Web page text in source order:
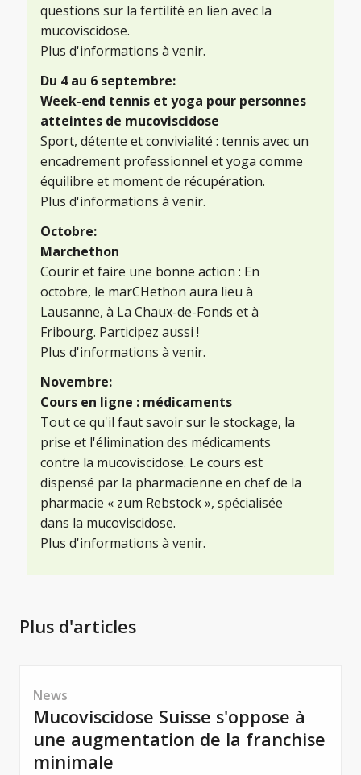
questions sur la fertilité en lien avec la
mucoviscidose.
Plus d'informations à venir.
Du 4 au 6 septembre:
Week-end tennis et yoga pour personnes
atteintes de mucoviscidose
Sport, détente et convivialité : tennis avec un
encadrement professionnel et yoga comme
équilibre et moment de récupération.
Plus d'informations à venir.
Octobre:
Marchethon
Courir et faire une bonne action : En
octobre, le marCHethon aura lieu à
Lausanne, à La Chaux-de-Fonds et à
Fribourg. Participez aussi !
Plus d'informations à venir.
Novembre:
Cours en ligne : médicaments
Tout ce qu'il faut savoir sur le stockage, la
prise et l'élimination des médicaments
contre la mucoviscidose. Le cours est
dispensé par la pharmacienne en chef de la
pharmacie « zum Rebstock », spécialisée
dans la mucoviscidose.
Plus d'informations à venir.
Plus d'articles
News
Mucoviscidose Suisse s'oppose à
une augmentation de la franchise
minimale